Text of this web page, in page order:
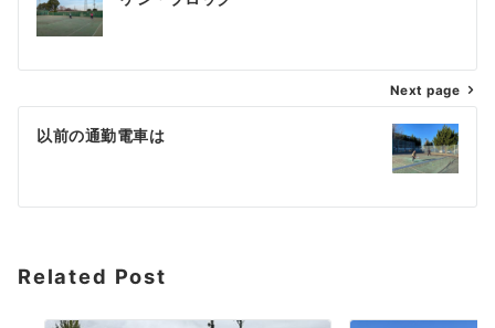
稿
ビ
ゲ
シ
ン
Next page
以前の通勤電車は
Related Post